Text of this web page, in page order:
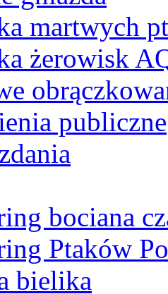
martwych
żerowisk
publiczne
bociana
Ptaków
bielika